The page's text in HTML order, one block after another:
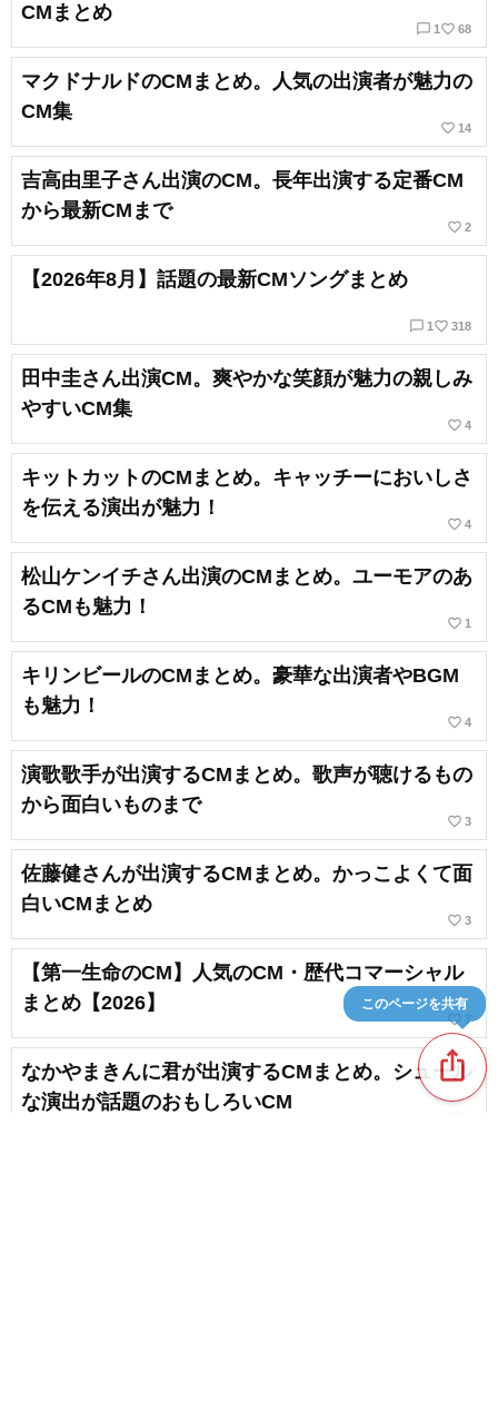
CMまとめ
chat_bubble_outline 1 favorite_border 68
マクドナルドのCMまとめ。人気の出演者が魅力の
CM集
favorite_border 14
吉高由里子さん出演のCM。長年出演する定番CM
から最新CMまで
favorite_border 2
【2026年8月】話題の最新CMソングまとめ
chat_bubble_outline 1 favorite_border 318
田中圭さん出演CM。爽やかな笑顔が魅力の親しみ
やすいCM集
favorite_border 4
キットカットのCMまとめ。キャッチーにおいしさ
を伝える演出が魅力！
favorite_border 4
松山ケンイチさん出演のCMまとめ。ユーモアのあ
るCMも魅力！
favorite_border 1
キリンビールのCMまとめ。豪華な出演者やBGM
も魅力！
favorite_border 4
演歌歌手が出演するCMまとめ。歌声が聴けるもの
から面白いものまで
favorite_border 3
佐藤健さんが出演するCMまとめ。かっこよくて面
白いCMまとめ
favorite_border 3
【第一生命のCM】人気のCM・歴代コマーシャル
まとめ【2026】
favorite_border 7
なかやまきんに君が出演するCMまとめ。シュール
な演出が話題のおもしろいCM
ios_share
このページを共有